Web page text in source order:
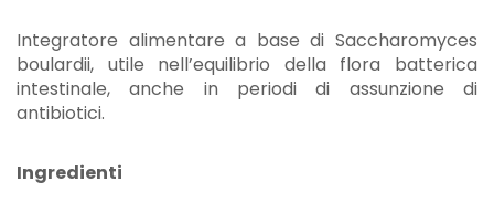
Integratore alimentare a base di Saccharomyces
boulardii, utile nell’equilibrio della flora batterica
intestinale, anche in periodi di assunzione di
antibiotici.
Ingredienti